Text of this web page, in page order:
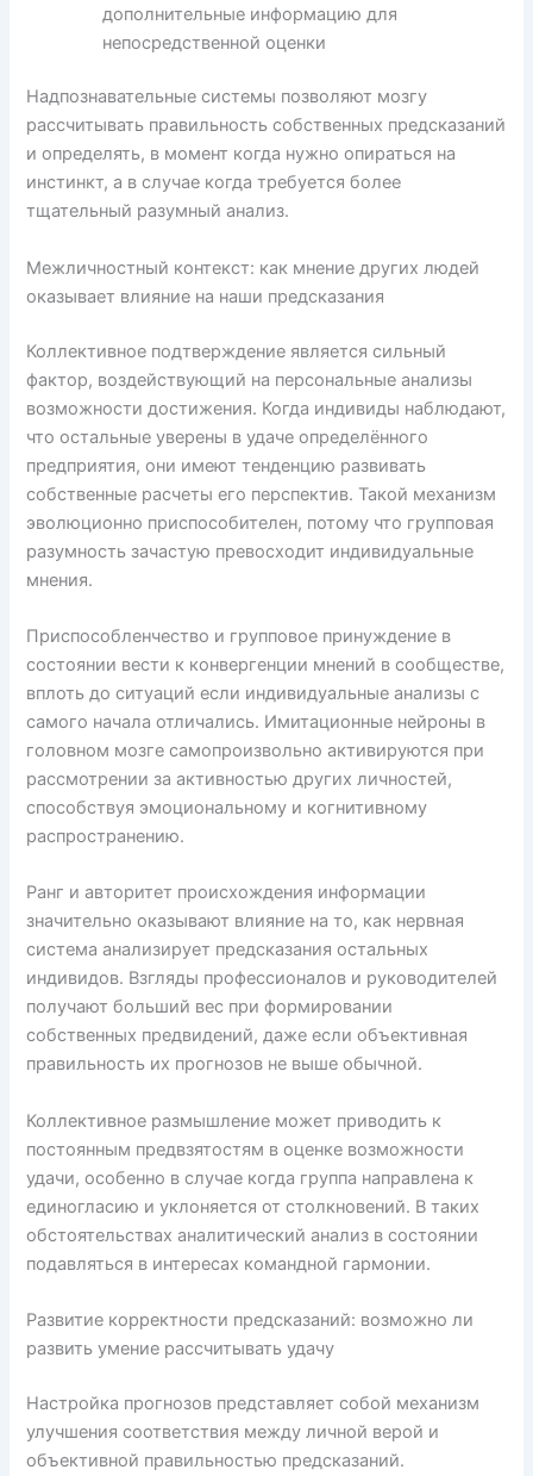
дополнительные информацию для
непосредственной оценки
Надпознавательные системы позволяют мозгу
рассчитывать правильность собственных предсказаний
и определять, в момент когда нужно опираться на
инстинкт, а в случае когда требуется более
тщательный разумный анализ.
Межличностный контекст: как мнение других людей
оказывает влияние на наши предсказания
Коллективное подтверждение является сильный
фактор, воздействующий на персональные анализы
возможности достижения. Когда индивиды наблюдают,
что остальные уверены в удаче определённого
предприятия, они имеют тенденцию развивать
собственные расчеты его перспектив. Такой механизм
эволюционно приспособителен, потому что групповая
разумность зачастую превосходит индивидуальные
мнения.
Приспособленчество и групповое принуждение в
состоянии вести к конвергенции мнений в сообществе,
вплоть до ситуаций если индивидуальные анализы с
самого начала отличались. Имитационные нейроны в
головном мозге самопроизвольно активируются при
рассмотрении за активностью других личностей,
способствуя эмоциональному и когнитивному
распространению.
Ранг и авторитет происхождения информации
значительно оказывают влияние на то, как нервная
система анализирует предсказания остальных
индивидов. Взгляды профессионалов и руководителей
получают больший вес при формировании
собственных предвидений, даже если объективная
правильность их прогнозов не выше обычной.
Коллективное размышление может приводить к
постоянным предвзятостям в оценке возможности
удачи, особенно в случае когда группа направлена к
единогласию и уклоняется от столкновений. В таких
обстоятельствах аналитический анализ в состоянии
подавляться в интересах командной гармонии.
Развитие корректности предсказаний: возможно ли
развить умение рассчитывать удачу
Настройка прогнозов представляет собой механизм
улучшения соответствия между личной верой и
объективной правильностью предсказаний.